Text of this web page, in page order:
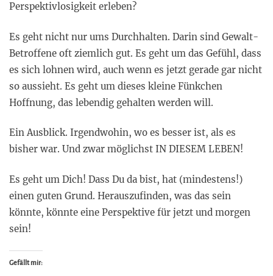
Perspektivlosigkeit erleben?
Es geht nicht nur ums Durchhalten. Darin sind Gewalt-
Betroffene oft ziemlich gut. Es geht um das Gefühl, dass
es sich lohnen wird, auch wenn es jetzt gerade gar nicht
so aussieht. Es geht um dieses kleine Fünkchen
Hoffnung, das lebendig gehalten werden will.
Ein Ausblick. Irgendwohin, wo es besser ist, als es
bisher war. Und zwar möglichst IN DIESEM LEBEN!
Es geht um Dich! Dass Du da bist, hat (mindestens!)
einen guten Grund. Herauszufinden, was das sein
könnte, könnte eine Perspektive für jetzt und morgen
sein!
Gefällt mir: